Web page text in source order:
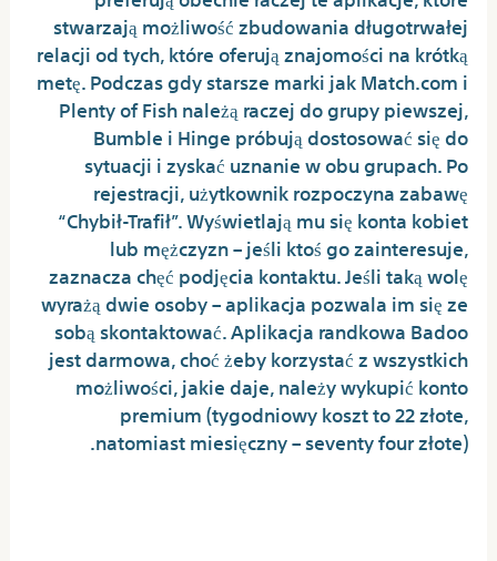
stwarzają możliwość zbudowania długotrwałej
relacji od tych, które oferują znajomości na krótką
metę. Podczas gdy starsze marki jak Match.com i
Plenty of Fish należą raczej do grupy piewszej,
Bumble i Hinge próbują dostosować się do
sytuacji i zyskać uznanie w obu grupach. Po
rejestracji, użytkownik rozpoczyna zabawę
“Chybił-Trafił”. Wyświetlają mu się konta kobiet
lub mężczyzn – jeśli ktoś go zainteresuje,
zaznacza chęć podjęcia kontaktu. Jeśli taką wolę
wyrażą dwie osoby – aplikacja pozwala im się ze
sobą skontaktować. Aplikacja randkowa Badoo
jest darmowa, choć żeby korzystać z wszystkich
możliwości, jakie daje, należy wykupić konto
premium (tygodniowy koszt to 22 złote,
natomiast miesięczny – seventy four złote).